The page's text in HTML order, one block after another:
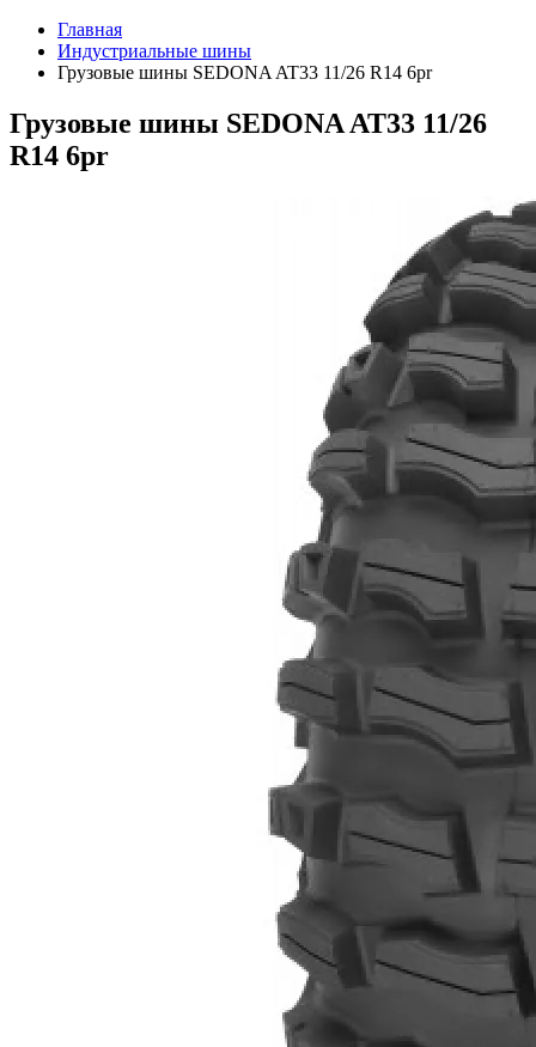
Главная
Индустриальные шины
Грузовые шины SEDONA AT33 11/26 R14 6pr
Грузовые шины SEDONA AT33 11/26
R14 6pr